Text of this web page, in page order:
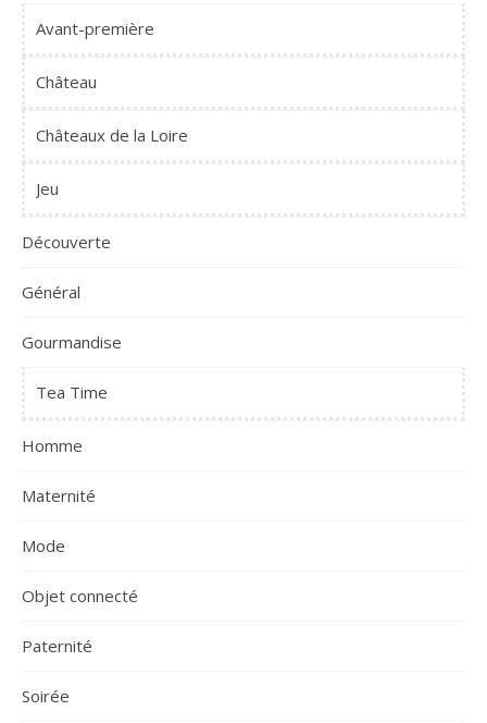
Avant-première
Château
Châteaux de la Loire
Jeu
Découverte
Général
Gourmandise
Tea Time
Homme
Maternité
Mode
Objet connecté
Paternité
Soirée